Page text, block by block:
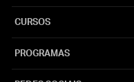
CURSOS
PROGRAMAS